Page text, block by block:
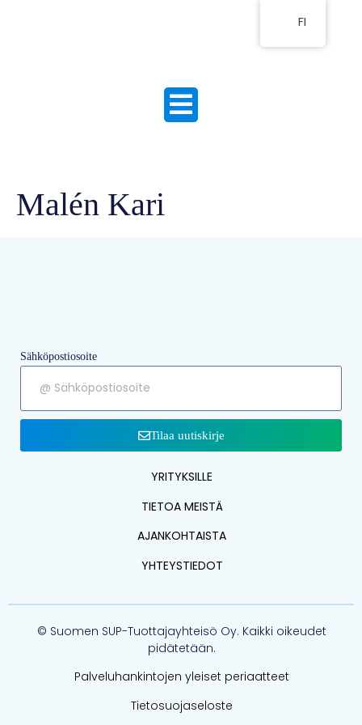
Malén Kari
Sähköpostiosoite
Tilaa uutiskirje
YRITYKSILLE
TIETOA MEISTÄ
AJANKOHTAISTA
YHTEYSTIEDOT
© Suomen SUP-Tuottajayhteisö Oy. Kaikki oikeudet
pidätetään.
Palveluhankintojen yleiset periaatteet
Tietosuojaseloste
FI